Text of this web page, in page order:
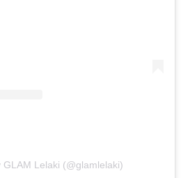
GLAM Lelaki (@glamlelaki)